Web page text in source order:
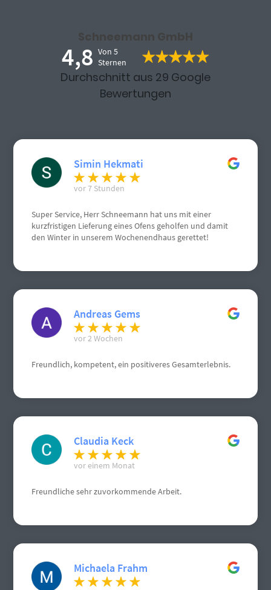
Schneemann GmbH
4,8 Von 5
Sternen
Durchschnitt aus 29 Google
Bewertungen
Simin Hekmati
vor 7 Stunden
Super Service, Herr Schneemann hat uns mit einer
kurzfristigen Lieferung eines Ofens geholfen und damit
den Winter in unserem Wochenendhaus gerettet!
Andreas Gems
vor 2 Wochen
Freundlich, kompetent, ein positiveres Gesamterlebnis.
Claudia Keck
vor einem Monat
Freundliche sehr zuvorkommende Arbeit.
Michaela Frahm